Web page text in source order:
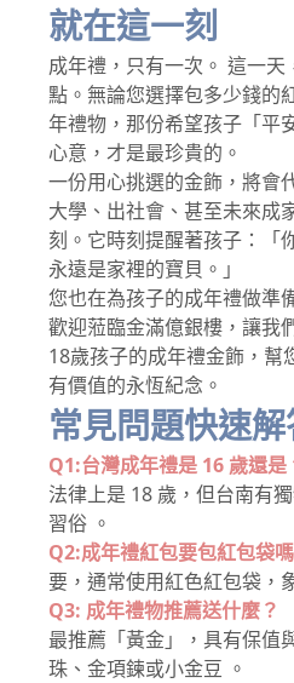
就在這一刻
成年禮，只有一次。 這一
點。無論您選擇包多少錢的
年禮物，那份希望孩子「平
心意，才是最珍貴的。
一份用心挑選的金飾，將會
大學、出社會、甚至未來成
刻。它時刻提醒著孩子：「
永遠是家裡的寶貝。」
您也在為孩子的成年禮做準
歡迎蒞臨金滿億銀樓，讓我
18歲孩子的成年禮金飾，幫
有價值的永恆紀念。
常見問題快速
Q1:台灣成年禮是 16 歲還是
法律上是 18 歲，但台南有
習俗 。
Q2:成年禮紅包要包紅包袋
要，通常使用紅色紅包袋，
Q3: 成年禮物推薦送什麼？
最推薦「黃金」，具有保值
珠、金項鍊或小金豆 。